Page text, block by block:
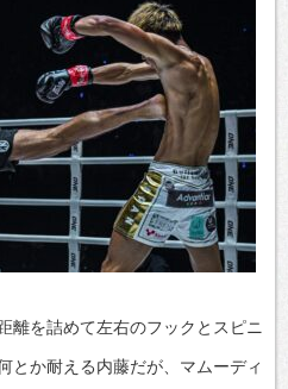
離を詰めて左右のフックとスピニ
とか耐える内藤だが、マムーディ